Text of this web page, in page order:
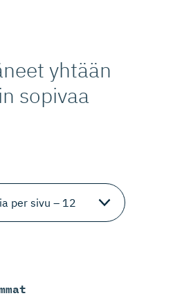
yhtään
sopivaa